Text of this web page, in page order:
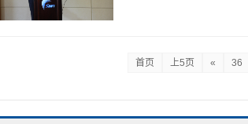
首页 上5页 « 36